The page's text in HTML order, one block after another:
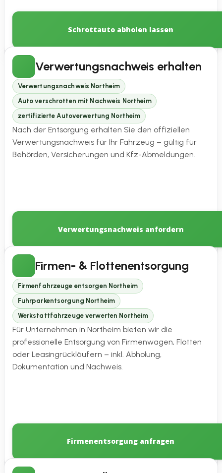
Schrottauto abholen lassen
Verwertungsnachweis erhalten
Verwertungsnachweis Northeim
Auto verschrotten mit Nachweis Northeim
zertifizierte Autoverwertung Northeim
Nach der Entsorgung erhalten Sie den offiziellen
Verwertungsnachweis für Ihr Fahrzeug – gültig für
Behörden, Versicherungen und Kfz-Abmeldungen.
Verwertungsnachweis anfordern
Firmen- & Flottenentsorgung
Firmenfahrzeuge entsorgen Northeim
Fuhrparkentsorgung Northeim
Werkstattfahrzeuge verwerten Northeim
Für Unternehmen in Northeim bieten wir die
professionelle Entsorgung von Firmenwagen, Flotten
oder Leasingrückläufern – inkl. Abholung,
Dokumentation und Nachweis.
Firmenentsorgung anfragen